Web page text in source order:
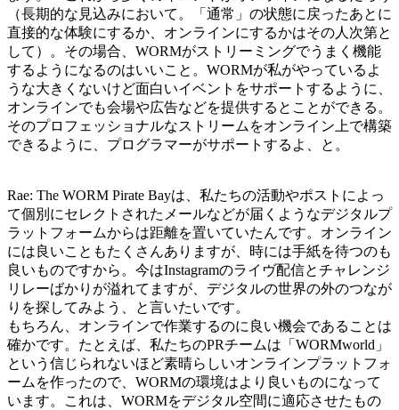
（長期的な見込みにおいて。「通常」の状態に戻ったあとに
直接的な体験にするか、オンラインにするかはその人次第と
して）。その場合、WORMがストリーミングでうまく機能
するようになるのはいいこと。WORMが私がやっているよ
うな大きくないけど面白いイベントをサポートするように、
オンラインでも会場や広告などを提供するとことができる。
そのプロフェッショナルなストリームをオンライン上で構築
できるように、プログラマーがサポートするよ、と。
Rae: The WORM Pirate Bayは、私たちの活動やポストによっ
て個別にセレクトされたメールなどが届くようなデジタルプ
ラットフォームからは距離を置いていたんです。オンライン
には良いこともたくさんありますが、時には手紙を待つのも
良いものですから。今はInstagramのライヴ配信とチャレンジ
リレーばかりが溢れてますが、デジタルの世界の外のつなが
りを探してみよう、と言いたいです。
もちろん、オンラインで作業するのに良い機会であることは
確かです。たとえば、私たちのPRチームは「WORMworld」
という信じられないほど素晴らしいオンラインプラットフォ
ームを作ったので、WORMの環境はより良いものになって
います。これは、WORMをデジタル空間に適応させたもの